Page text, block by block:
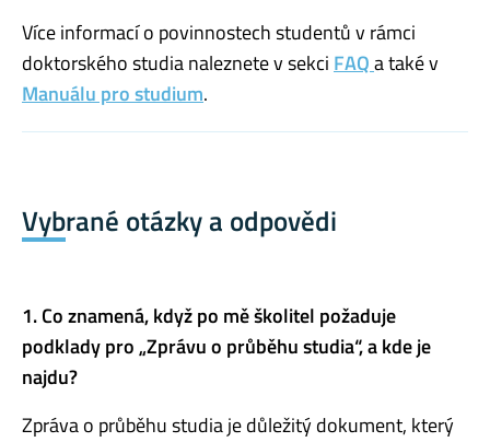
Více informací o povinnostech studentů v rámci
doktorského studia naleznete v sekci FAQa také v
Manuálu pro studium.
Vybrané otázky a odpovědi
1. Co znamená, když po mě školitel požaduje
podklady pro „Zprávu o průběhu studia“, a kde je
najdu?
Zpráva o průběhu studia je důležitý dokument, který